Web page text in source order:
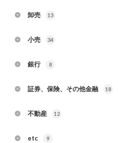
卸売 13
小売 34
銀行 8
証券、保険、その他金融 18
不動産 12
etc 9